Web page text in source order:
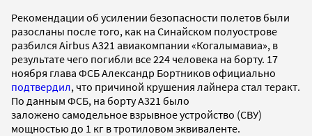
Рекомендации об усилении безопасности полетов были
разосланы после того, как на Синайском полуострове
разбился Airbus A321 авиакомпании «Когалымавиа», в
результате чего погибли все 224 человека на борту. 17
ноября глава ФСБ Александр Бортников официально
подтвердил, что причиной крушения лайнера стал теракт.
По данным ФСБ, на борту A321 было
заложено самодельное взрывное устройство (СВУ)
мощностью до 1 кг в тротиловом эквиваленте.